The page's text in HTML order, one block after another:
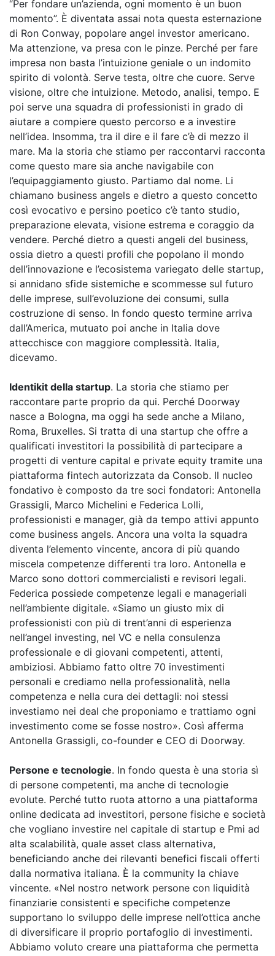
“Per fondare un’azienda, ogni momento è un buon
momento”. È diventata assai nota questa esternazione
di Ron Conway, popolare angel investor americano.
Ma attenzione, va presa con le pinze. Perché per fare
impresa non basta l’intuizione geniale o un indomito
spirito di volontà. Serve testa, oltre che cuore. Serve
visione, oltre che intuizione. Metodo, analisi, tempo. E
poi serve una squadra di professionisti in grado di
aiutare a compiere questo percorso e a investire
nell’idea. Insomma, tra il dire e il fare c’è di mezzo il
mare. Ma la storia che stiamo per raccontarvi racconta
come questo mare sia anche navigabile con
l’equipaggiamento giusto. Partiamo dal nome. Li
chiamano business angels e dietro a questo concetto
così evocativo e persino poetico c’è tanto studio,
preparazione elevata, visione estrema e coraggio da
vendere. Perché dietro a questi angeli del business,
ossia dietro a questi profili che popolano il mondo
dell’innovazione e l’ecosistema variegato delle startup,
si annidano sfide sistemiche e scommesse sul futuro
delle imprese, sull’evoluzione dei consumi, sulla
costruzione di senso. In fondo questo termine arriva
dall’America, mutuato poi anche in Italia dove
attecchisce con maggiore complessità. Italia,
dicevamo.
Identikit della startup. La storia che stiamo per
raccontare parte proprio da qui. Perché Doorway
nasce a Bologna, ma oggi ha sede anche a Milano,
Roma, Bruxelles. Si tratta di una startup che offre a
qualificati investitori la possibilità di partecipare a
progetti di venture capital e private equity tramite una
piattaforma fintech autorizzata da Consob. Il nucleo
fondativo è composto da tre soci fondatori: Antonella
Grassigli, Marco Michelini e Federica Lolli,
professionisti e manager, già da tempo attivi appunto
come business angels. Ancora una volta la squadra
diventa l’elemento vincente, ancora di più quando
miscela competenze differenti tra loro. Antonella e
Marco sono dottori commercialisti e revisori legali.
Federica possiede competenze legali e manageriali
nell’ambiente digitale. «Siamo un giusto mix di
professionisti con più di trent’anni di esperienza
nell’angel investing, nel VC e nella consulenza
professionale e di giovani competenti, attenti,
ambiziosi. Abbiamo fatto oltre 70 investimenti
personali e crediamo nella professionalità, nella
competenza e nella cura dei dettagli: noi stessi
investiamo nei deal che proponiamo e trattiamo ogni
investimento come se fosse nostro». Così afferma
Antonella Grassigli, co-founder e CEO di Doorway.
Persone e tecnologie. In fondo questa è una storia sì
di persone competenti, ma anche di tecnologie
evolute. Perché tutto ruota attorno a una piattaforma
online dedicata ad investitori, persone fisiche e società
che vogliano investire nel capitale di startup e Pmi ad
alta scalabilità, quale asset class alternativa,
beneficiando anche dei rilevanti benefici fiscali offerti
dalla normativa italiana. È la community la chiave
vincente. «Nel nostro network persone con liquidità
finanziarie consistenti e specifiche competenze
supportano lo sviluppo delle imprese nell’ottica anche
di diversificare il proprio portafoglio di investimenti.
Abbiamo voluto creare una piattaforma che permetta